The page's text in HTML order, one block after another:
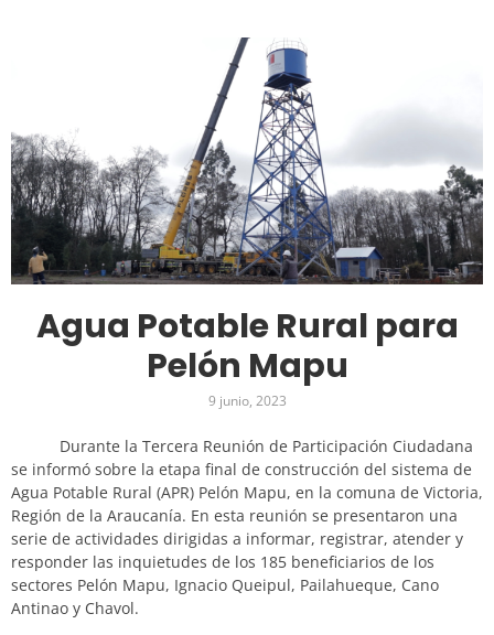
Agua Potable Rural para
Pelón Mapu
9 junio, 2023
Durante la Tercera Reunión de Participación Ciudadana
se informó sobre la etapa final de construcción del sistema de
Agua Potable Rural (APR) Pelón Mapu, en la comuna de Victoria,
Región de la Araucanía. En esta reunión se presentaron una
serie de actividades dirigidas a informar, registrar, atender y
responder las inquietudes de los 185 beneficiarios de los
sectores Pelón Mapu, Ignacio Queipul, Pailahueque, Cano
Antinao y Chavol.